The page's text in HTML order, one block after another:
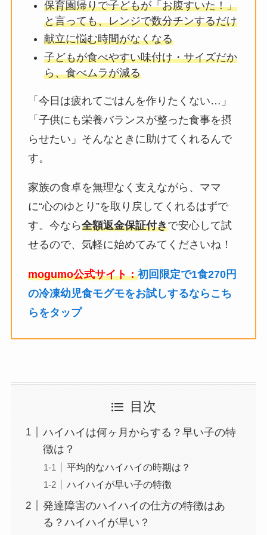
保育園帰りで子どもが「お腹すいた！」
と言っても、レンジで数分チンするだけ
献立に悩む時間がなくなる
子どもが食べやすい味付け・サイズだか
ら、食べムラが減る
「今日は疲れてごはんを作りたくない…」
「子供にも栄養バランスが整った食事を摂
らせたい」そんなときに助けてくれるんで
す。
家族の食卓を無理なく支えながら、ママ
に“心のゆとり”を取り戻してくれるはずで
す。今なら全額返金保証付きで安心して試
せるので、気軽に始めてみてくださいね！
mogumo公式サイト：初回限定で1食270円
の冷凍幼児食モグモをお試しするならこち
らをタップ
目次
ハイハイは何ヶ月からする？早い子の特
徴は？
平均的なハイハイの時期は？
ハイハイが早い子の特徴
発達障害のハイハイの仕方の特徴はあ
る？ハイハイが早い？